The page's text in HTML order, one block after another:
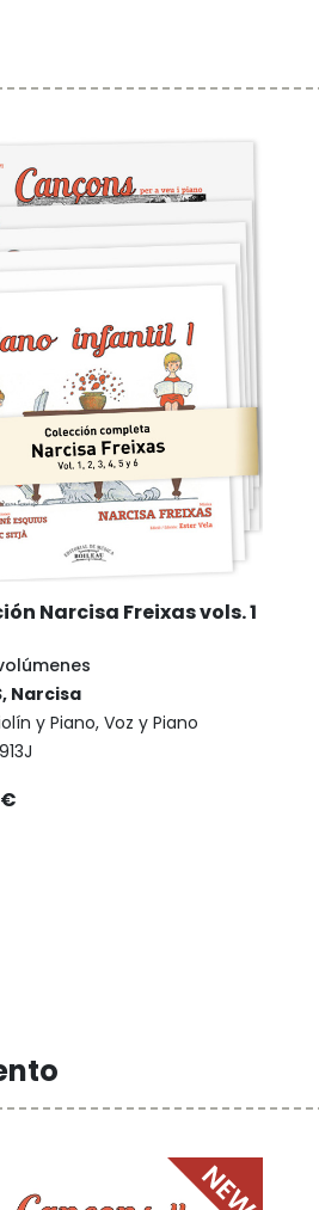
Narcisa Freixas vols. 1
Narcisa
y Piano, Voz y Piano